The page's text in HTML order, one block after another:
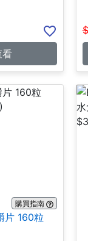
看
$
購買指南
片 160粒